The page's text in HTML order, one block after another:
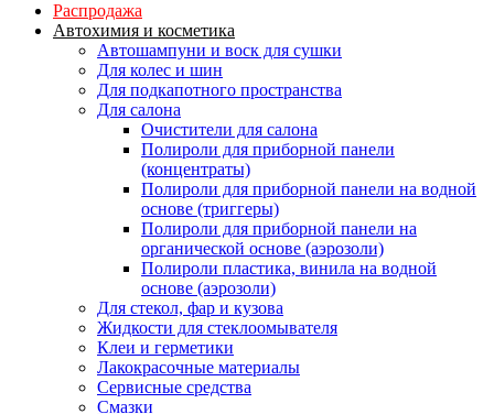
Распродажа
Автохимия и косметика
Автошампуни и воск для сушки
Для колес и шин
Для подкапотного пространства
Для салона
Очистители для салона
Полироли для приборной панели
(концентраты)
Полироли для приборной панели на водной
основе (триггеры)
Полироли для приборной панели на
органической основе (аэрозоли)
Полироли пластика, винила на водной
основе (аэрозоли)
Для стекол, фар и кузова
Жидкости для стеклоомывателя
Клеи и герметики
Лакокрасочные материалы
Сервисные средства
Смазки